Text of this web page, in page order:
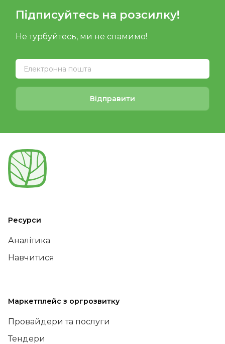
Підписуйтесь на розсилку!
Не турбуйтесь, ми не спамимо!
Відправити
Ресурси
Аналітика
Навчитися
Маркетплейс з оргрозвитку
Провайдери та послуги
Тендери